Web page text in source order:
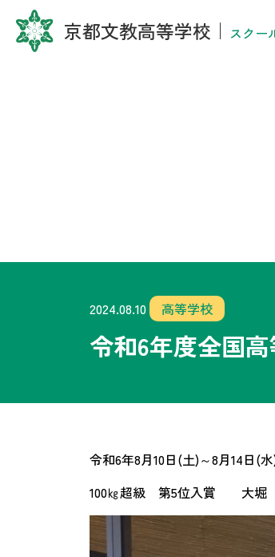
京都文教高等学校 ｜ スクー
2024.08.10 高等学校
令和6年度全国
令和6年8月10日(土)～8月14日(
100㎏超級 第5位入賞 大堀